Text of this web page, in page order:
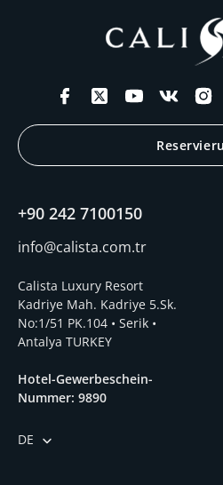
+90 242 7100150
info@calista.com.tr
Calista Luxury Resort
Kadriye Mah. Kadriye 5.Sk.
No:1/51 PK.104 • Serik •
Antalya TURKEY
Hotel-Gewerbeschein-
Nummer: 9890
DE